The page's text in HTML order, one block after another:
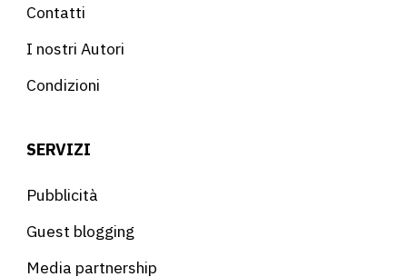
Contatti
I nostri Autori
Condizioni
SERVIZI
Pubblicità
Guest blogging
Media partnership